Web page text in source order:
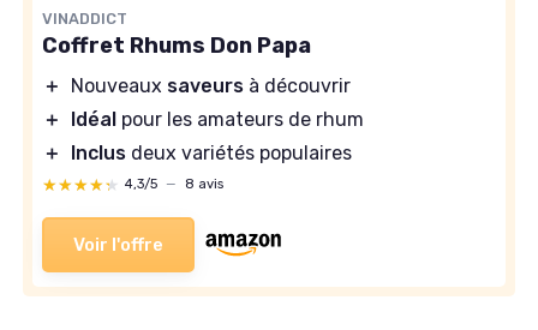
VINADDICT
Coffret Rhums Don Papa
＋ Nouveaux saveurs à découvrir
＋
Idéal pour les amateurs de rhum
＋
Inclus deux variétés populaires
★★★★★
★★★★★ 4,3/5 — 8 avis
Voir l'offre